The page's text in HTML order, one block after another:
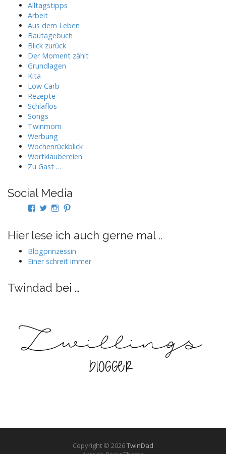
Alltagstipps
Arbeit
Aus dem Leben
Bautagebuch
Blick zurück
Der Moment zählt
Grundlagen
Kita
Low Carb
Rezepte
Schlaflos
Songs
Twinmom
Werbung
Wochenrückblick
Wortklaubereien
Zu Gast …
Social Media
Profil
auf
Facebook
anzeigen
Profil
auf
Twitter
anzeigen
Profil
auf
Instagram
anzeigen
Profil
auf
Pinterest
anzeigen
Hier lese ich auch gerne mal ..
Blogprinzessin
Einer schreit immer
Twindad bei …
Copyright © 2026TwinDad